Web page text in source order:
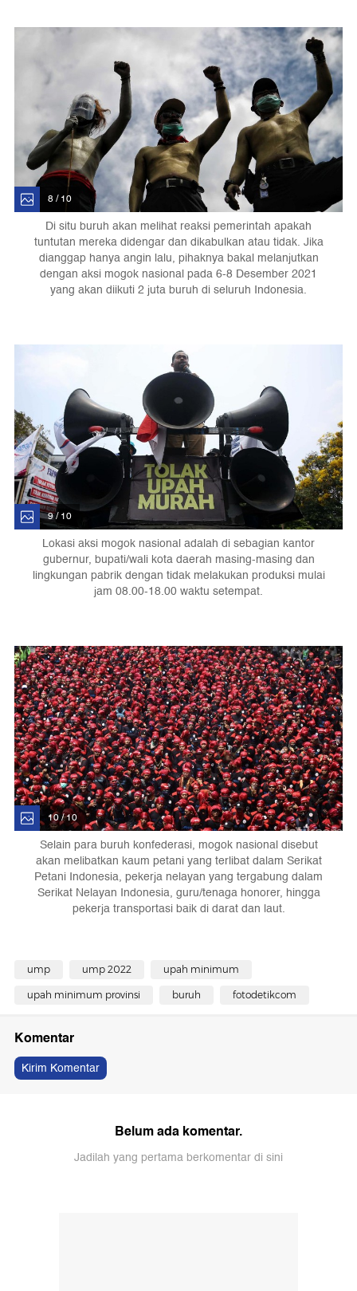
8 / 10
Di situ buruh akan melihat reaksi pemerintah apakah
tuntutan mereka didengar dan dikabulkan atau tidak. Jika
dianggap hanya angin lalu, pihaknya bakal melanjutkan
dengan aksi mogok nasional pada 6-8 Desember 2021
yang akan diikuti 2 juta buruh di seluruh Indonesia.
9 / 10
Lokasi aksi mogok nasional adalah di sebagian kantor
gubernur, bupati/wali kota daerah masing-masing dan
lingkungan pabrik dengan tidak melakukan produksi mulai
jam 08.00-18.00 waktu setempat.
10 / 10
Selain para buruh konfederasi, mogok nasional disebut
akan melibatkan kaum petani yang terlibat dalam Serikat
Petani Indonesia, pekerja nelayan yang tergabung dalam
Serikat Nelayan Indonesia, guru/tenaga honorer, hingga
pekerja transportasi baik di darat dan laut.
ump ump 2022 upah minimum
upah minimum provinsi buruh fotodetikcom
Komentar
Kirim Komentar
Belum ada komentar.
Jadilah yang pertama berkomentar di sini